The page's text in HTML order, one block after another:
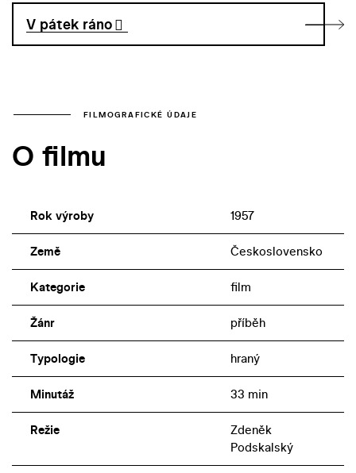
V pátek ráno
FILMOGRAFICKÉ ÚDAJE
O filmu
Rok výroby 1957
Země Československo
Kategorie film
Žánr příběh
Typologie hraný
Minutáž 33 min
Režie
Zdeněk
Podskalský